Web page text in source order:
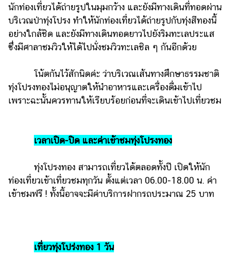
เรียน
เลข
ออนไลน์
ติดต่อ
แจ้ง
นักท่องเที่ยวได้ถ่ายรูปในมุมกว้าง และยังมีทางเดินที่ทอดผ่าน
บริเวณป่าทุ่งโปรง ทำให้นักท่องเที่ยวได้ถ่ายรูปกับทุ่งสีทองนี้
อย่างใกล้ชิด และยังมีทางเดินทอดยาวไปยังริมทะเลประแส
ซึ่งมีศาลาชมวิวให้ได้ไปนั่งชมวิวทะเลชิล ๆ กันอีกด้วย
โน้ตกันไว้สักนิดค่ะ ว่าบริเวณเส้นทางศึกษาธรรมชาติ
ทุ่งโปรงทองไม่อนุญาตให้นำอาหารและเครื่องดื่มเข้าไป
เพราะฉะนั้นควรทานให้เรียบร้อยก่อนที่จะเดินเข้าไปเที่ยวชม
เวลาเปิด-ปิด และค่าเข้าชมทุ่งโปรงทอง
ทุ่งโปรงทอง สามารถเที่ยวได้ตลอดทั้งปี เปิดให้นัก
ท่องเที่ยวเข้าเที่ยวชมทุกวัน ตั้งแต่เวลา 06.00-18.00 น. ค่า
เข้าชมฟรี ! ทั้งนี้อาจจะมีค่าบริการฝากรถประมาณ 25 บาท
เที่ยวทุ่งโปร่งทอง 1 วัน